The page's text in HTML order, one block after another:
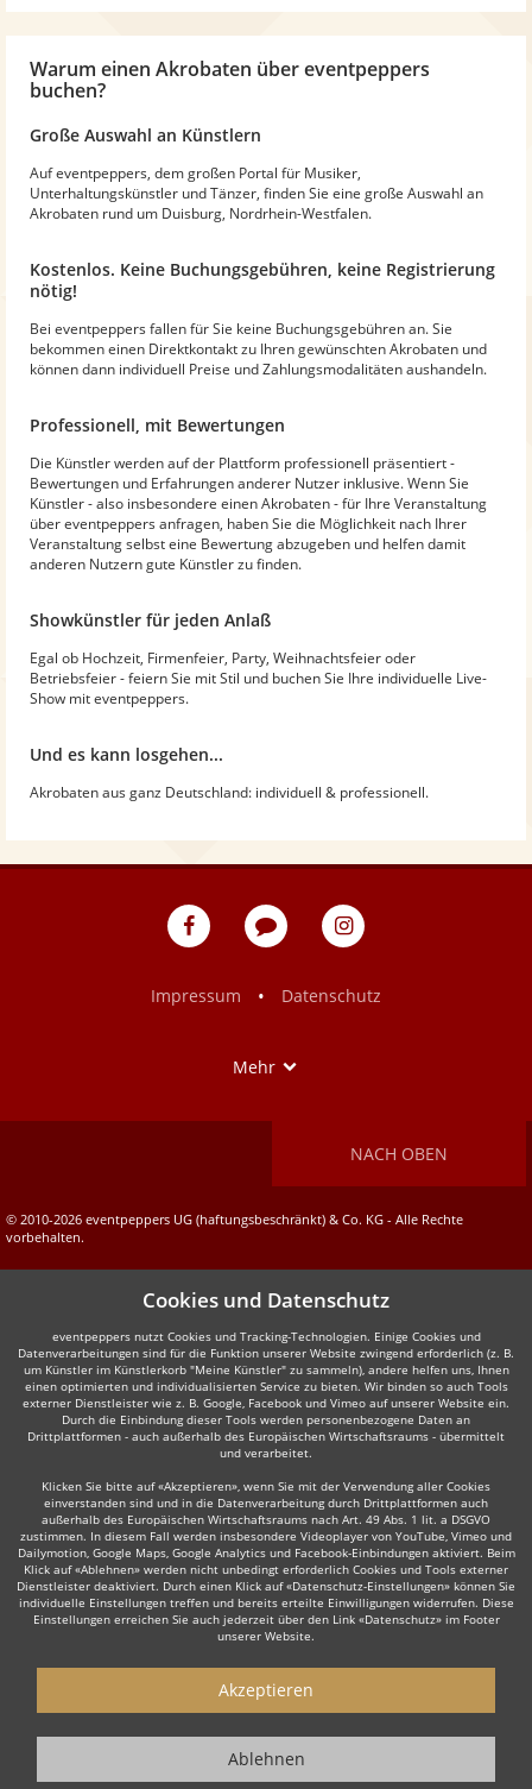
Warum einen Akrobaten über eventpeppers
buchen?
Große Auswahl an Künstlern
Auf eventpeppers, dem großen Portal für Musiker,
Unterhaltungskünstler und Tänzer, finden Sie eine große Auswahl an
Akrobaten rund um Duisburg, Nordrhein-Westfalen.
Kostenlos. Keine Buchungsgebühren, keine Registrierung
nötig!
Bei eventpeppers fallen für Sie keine Buchungsgebühren an. Sie
bekommen einen Direktkontakt zu Ihren gewünschten Akrobaten und
können dann individuell Preise und Zahlungsmodalitäten aushandeln.
Professionell, mit Bewertungen
Die Künstler werden auf der Plattform professionell präsentiert -
Bewertungen und Erfahrungen anderer Nutzer inklusive. Wenn Sie
Künstler - also insbesondere einen Akrobaten - für Ihre Veranstaltung
über eventpeppers anfragen, haben Sie die Möglichkeit nach Ihrer
Veranstaltung selbst eine Bewertung abzugeben und helfen damit
anderen Nutzern gute Künstler zu finden.
Showkünstler für jeden Anlaß
Egal ob Hochzeit, Firmenfeier, Party, Weihnachtsfeier oder
Betriebsfeier - feiern Sie mit Stil und buchen Sie Ihre individuelle Live-
Show mit eventpeppers.
Und es kann losgehen...
Akrobaten aus ganz Deutschland: individuell & professionell.
eventpeppers
Blog
eventpeppers
Impressum
• Datenschutz
Mehr
NACH OBEN
© 2010-2026 eventpeppers UG (haftungsbeschränkt) & Co. KG - Alle Rechte
vorbehalten.
Cookies und Datenschutz
eventpeppers nutzt Cookies und Tracking-Technologien. Einige Cookies und
Datenverarbeitungen sind für die Funktion unserer Website zwingend erforderlich (z. B.
um Künstler im Künstlerkorb "Meine Künstler" zu sammeln), andere helfen uns, Ihnen
einen optimierten und individualisierten Service zu bieten. Wir binden so auch Tools
externer Dienstleister wie z. B. Google, Facebook und Vimeo auf unserer Website ein.
Durch die Einbindung dieser Tools werden personenbezogene Daten an
Drittplattformen - auch außerhalb des Europäischen Wirtschaftsraums - übermittelt
und verarbeitet.
Klicken Sie bitte auf «Akzeptieren», wenn Sie mit der Verwendung aller Cookies
einverstanden sind und in die Datenverarbeitung durch Drittplattformen auch
außerhalb des Europäischen Wirtschaftsraums nach Art. 49 Abs. 1 lit. a DSGVO
zustimmen. In diesem Fall werden insbesondere Videoplayer von YouTube, Vimeo und
Dailymotion, Google Maps, Google Analytics und Facebook-Einbindungen aktiviert. Beim
Klick auf «Ablehnen» werden nicht unbedingt erforderlich Cookies und Tools externer
Dienstleister deaktiviert. Durch einen Klick auf «Datenschutz-Einstellungen» können Sie
individuelle Einstellungen treffen und bereits erteilte Einwilligungen widerrufen. Diese
Einstellungen erreichen Sie auch jederzeit über den Link «Datenschutz» im Footer
unserer Website.
Akzeptieren
Ablehnen